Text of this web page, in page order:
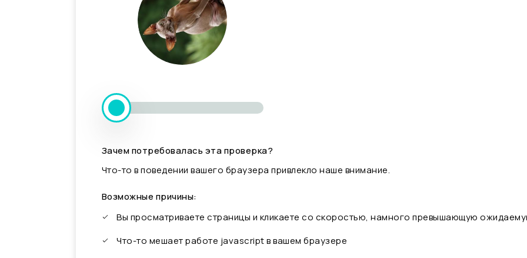
Зачем потребовалась эта проверка?
Что-то в поведении вашего браузера привлекло наше внимание.
Возможные причины:
Вы просматриваете страницы и кликаете со скоростью, намного превышающую
Что-то мешает работе javascript в вашем браузере